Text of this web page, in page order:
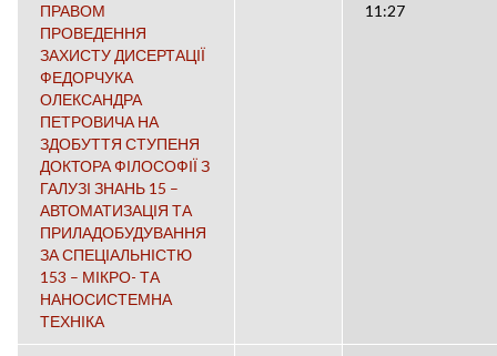
ПРАВОМ
ПРОВЕДЕННЯ
ЗАХИСТУ ДИСЕРТАЦІЇ
ФЕДОРЧУКА
ОЛЕКСАНДРА
ПЕТРОВИЧА НА
ЗДОБУТТЯ СТУПЕНЯ
ДОКТОРА ФІЛОСОФІЇ З
ГАЛУЗІ ЗНАНЬ 15 –
АВТОМАТИЗАЦІЯ ТА
ПРИЛАДОБУДУВАННЯ
ЗА СПЕЦІАЛЬНІСТЮ
153 – МІКРО- ТА
НАНОСИСТЕМНА
ТЕХНІКА
11:27